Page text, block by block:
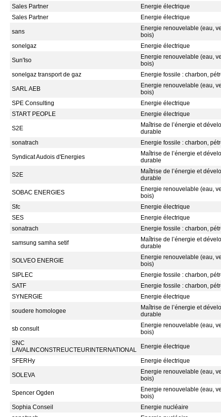
Sales Partner
Energie électrique
Sales Partner
Energie électrique
sans
Energie renouvelable (eau,
bois)
sonelgaz
Energie électrique
Sun'Iso
Energie renouvelable (eau,
bois)
sonelgaz transport de gaz
Energie fossile : charbon,
SARL AEB
Energie renouvelable (eau,
bois)
SPE Consulting
Energie électrique
START PEOPLE
Energie électrique
S2E
Maîtrise de l’énergie et
durable
sonatrach
Energie fossile : charbon,
Syndicat Audois d'Energies
Maîtrise de l’énergie et
durable
S2E
Maîtrise de l’énergie et
durable
SOBAC ENERGIES
Energie renouvelable (eau,
bois)
Sfc
Energie électrique
SES
Energie électrique
sonatrach
Energie fossile : charbon,
samsung samha setif
Maîtrise de l’énergie et
durable
SOLVEO ENERGIE
Energie renouvelable (eau,
bois)
SIPLEC
Energie fossile : charbon,
SATF
Energie fossile : charbon,
SYNERGIE
Energie électrique
soudere homologee
Maîtrise de l’énergie et
durable
sb consult
Energie renouvelable (eau,
bois)
SNC
LAVALINCONSTREUCTEURINTERNATIONAL
Energie électrique
SFERHy Energie électrique
SOLEVA
Energie renouvelable (eau,
bois)
Spencer Ogden
Energie renouvelable (eau,
bois)
Sophia Conseil
Energie nucléaire